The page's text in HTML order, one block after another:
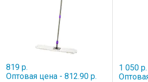
819 р.
Оптовая цена - 812.90 р.
1 050 р.